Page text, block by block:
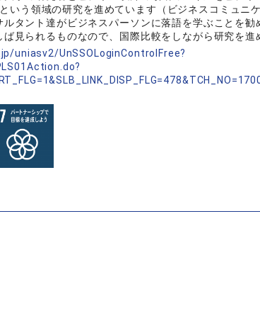
う領域の研究を進めています（ビジネスコミュニ
タント達がビジネスパーソンに落語を学ぶことを勧
見られるものなので、国際比較をしながら研究を進
uniasv2/UnSSOLoginControlFree?